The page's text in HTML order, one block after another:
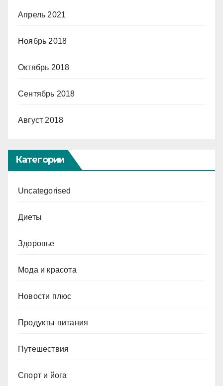
Апрель 2021
Ноябрь 2018
Октябрь 2018
Сентябрь 2018
Август 2018
Категории
Uncategorised
Диеты
Здоровье
Мода и красота
Новости плюс
Продукты питания
Путешествия
Спорт и йога